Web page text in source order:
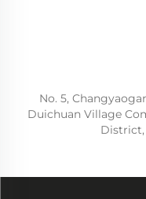
No. 5,
Duichuan Village
District,